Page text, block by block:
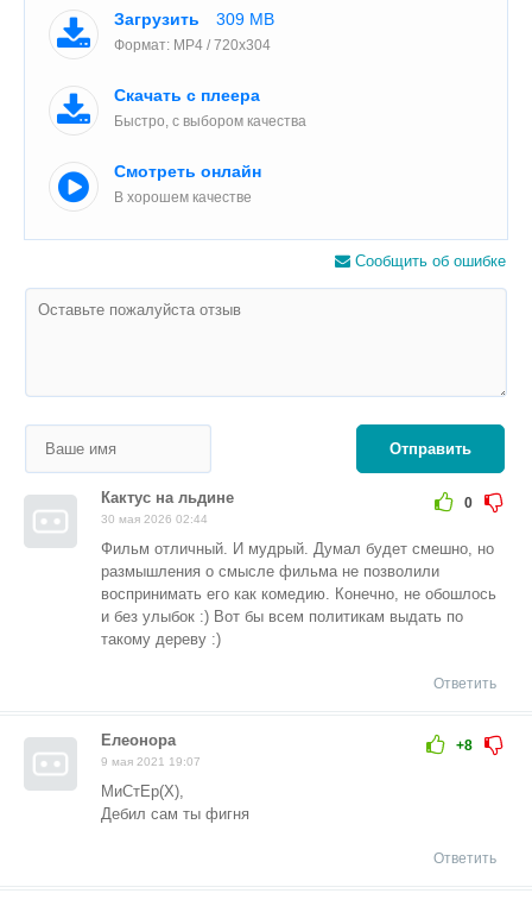
Загрузить 309 MB
Формат: MP4 / 720x304
Скачать с плеера
Быстро, с выбором качества
Смотреть онлайн
В хорошем качестве
Сообщить об ошибке
Отправить
0
Кактус на льдине
30 мая 2026 02:44
Фильм отличный. И мудрый. Думал будет смешно, но
размышления о смысле фильма не позволили
воспринимать его как комедию. Конечно, не обошлось
и без улыбок :) Вот бы всем политикам выдать по
такому дереву :)
Ответить
+8
Елеонора
9 мая 2021 19:07
МиСтЕр(Х),
Дебил сам ты фигня
Ответить